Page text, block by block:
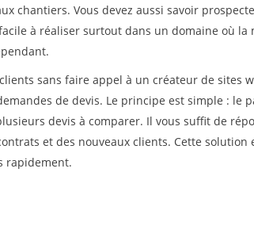
chantiers. Vous devez aussi savoir
à réaliser surtout dans un domaine où la
sans faire appel à un créateur de sites
de devis. Le principe est simple : le
devis à comparer. Il vous suffit de
et des nouveaux clients. Cette solution
rapidement.